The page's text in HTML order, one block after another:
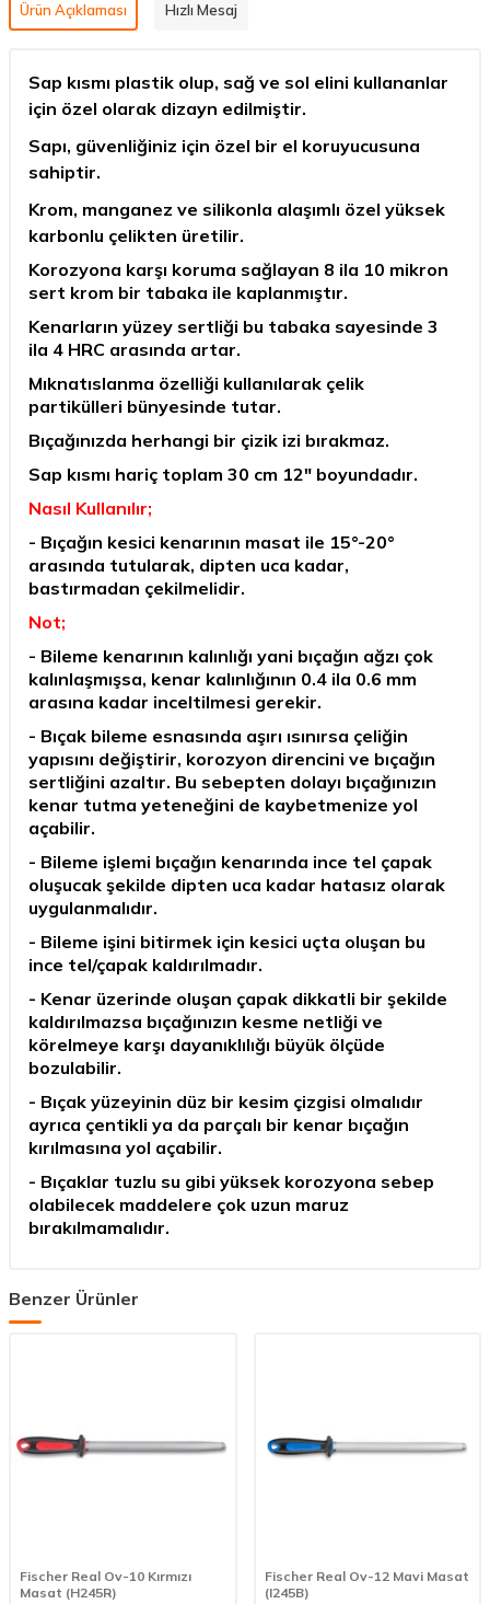
Ürün Açıklaması Hızlı Mesaj
Sap kısmı plastik olup, sağ ve sol elini kullananlar
için özel olarak dizayn edilmiştir.
Sapı, güvenliğiniz için özel bir el koruyucusuna
sahiptir.
Krom, manganez ve silikonla alaşımlı özel yüksek
karbonlu çelikten üretilir.
Korozyona karşı koruma sağlayan 8 ila 10 mikron
sert krom bir tabaka ile kaplanmıştır.
Kenarların yüzey sertliği bu tabaka sayesinde 3
ila 4 HRC arasında artar.
Mıknatıslanma özelliği kullanılarak çelik
partikülleri bünyesinde tutar.
Bıçağınızda herhangi bir çizik izi bırakmaz.
Sap kısmı hariç toplam 30 cm 12" boyundadır.
Nasıl Kullanılır;
- Bıçağın kesici kenarının masat ile 15°-20°
arasında tutularak, dipten uca kadar,
bastırmadan çekilmelidir.
Not;
- Bileme kenarının kalınlığı yani bıçağın ağzı çok
kalınlaşmışsa, kenar kalınlığının 0.4 ila 0.6 mm
arasına kadar inceltilmesi gerekir.
- Bıçak bileme esnasında aşırı ısınırsa çeliğin
yapısını değiştirir, korozyon direncini ve bıçağın
sertliğini azaltır. Bu sebepten dolayı bıçağınızın
kenar tutma yeteneğini de kaybetmenize yol
açabilir.
- Bileme işlemi bıçağın kenarında ince tel çapak
oluşucak şekilde dipten uca kadar hatasız olarak
uygulanmalıdır.
- Bileme işini bitirmek için kesici uçta oluşan bu
ince tel/çapak kaldırılmadır.
- Kenar üzerinde oluşan çapak dikkatli bir şekilde
kaldırılmazsa bıçağınızın kesme netliği ve
körelmeye karşı dayanıklılığı büyük ölçüde
bozulabilir.
- Bıçak yüzeyinin düz bir kesim çizgisi olmalıdır
ayrıca çentikli ya da parçalı bir kenar bıçağın
kırılmasına yol açabilir.
- Bıçaklar tuzlu su gibi yüksek korozyona sebep
olabilecek maddelere çok uzun maruz
bırakılmamalıdır.
Benzer Ürünler
Fischer Real Ov-10 Kırmızı
Masat (H245R)
Fischer Real Ov-12 Mavi Masat
(I245B)